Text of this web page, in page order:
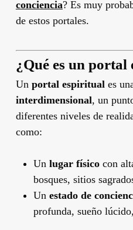
conciencia? Es muy
de estos portales.
¿Qué es un
Un portal espiritual es
interdimensional, un
diferentes niveles de
como:
Un lugar físicocon
bosques, sitios
Un estado de
profunda, sueño